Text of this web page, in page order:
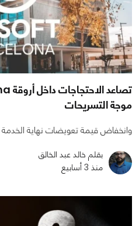
موجة التسريحات
وانخفاض قيمة تعويضات نهاية الخدمة
بقلم خالد عبد الخالق
منذ 3 أسابيع